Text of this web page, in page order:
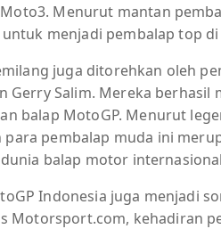
Menurut mantan
menjadi pembalap top di
juga ditorehkan oleh
Gerry Salim. Mereka
balap MotoGP. Menurut
para pembalap muda ini
balap motor
Indonesia juga menjadi
Motorsport.com, kehadiran